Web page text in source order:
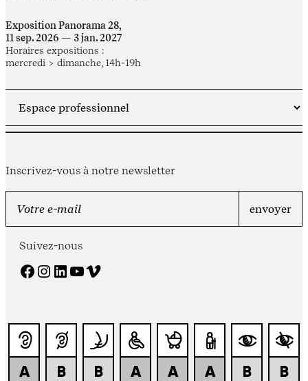
Exposition Panorama 28,
11 sep. 2026 — 3 jan. 2027
Horaires expositions :
mercredi > dimanche, 14h-19h
Inscrivez-vous à notre newsletter
Suivez-nous
Facebook Instagram LinkedIn YouTube Vimeo